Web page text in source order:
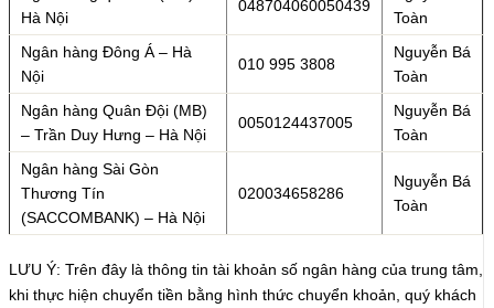
Hà Nội
048704060050439
Toàn
Ngân hàng Đông Á – Hà
Nội
010 995 3808
Nguyễn Bá
Toàn
Ngân hàng Quân Đội (MB)
– Trần Duy Hưng – Hà Nội
0050124437005
Nguyễn Bá
Toàn
Ngân hàng Sài Gòn
Thương Tín
(SACCOMBANK) – Hà Nội
020034658286
Nguyễn Bá
Toàn
LƯU Ý: Trên đây là thông tin tài khoản số ngân hàng của trung tâm,
khi thực hiện chuyển tiền bằng hình thức chuyển khoản, quý khách